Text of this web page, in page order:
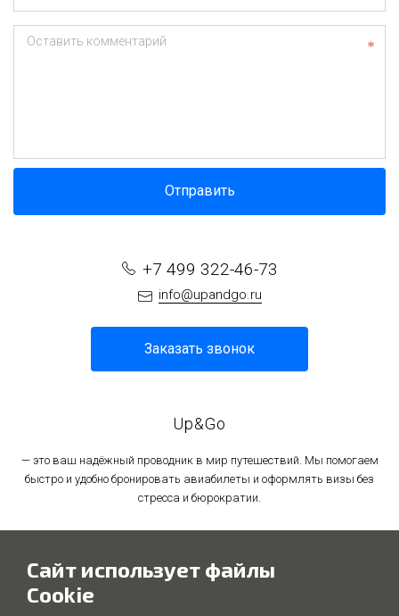
Оставить комментарий
Отправить
+7 499 322-46-73
info@upandgo.ru
Заказать звонок
Up&Go
— это ваш надёжный проводник в мир путешествий. Мы помогаем
быстро и удобно бронировать авиабилеты и оформлять визы без
стресса и бюрократии.
Политика использования файлов cookie
Сайт использует файлы
Cookie